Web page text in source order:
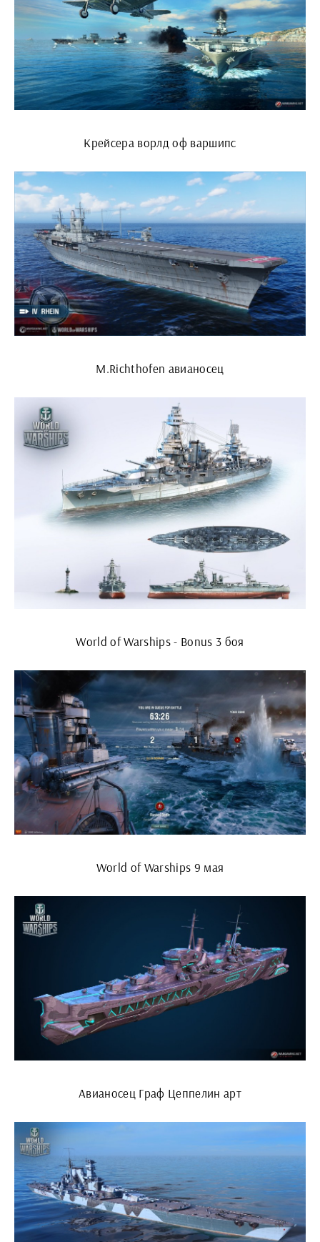
Крейсера ворлд оф варшипс
M.Richthofen авианосец
World of Warships - Bonus 3 боя
World of Warships 9 мая
Авианосец Граф Цеппелин арт